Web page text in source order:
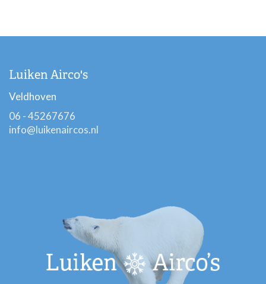
Luiken Airco's
Veldhoven
06 - 45267676
info@luikenaircos.nl